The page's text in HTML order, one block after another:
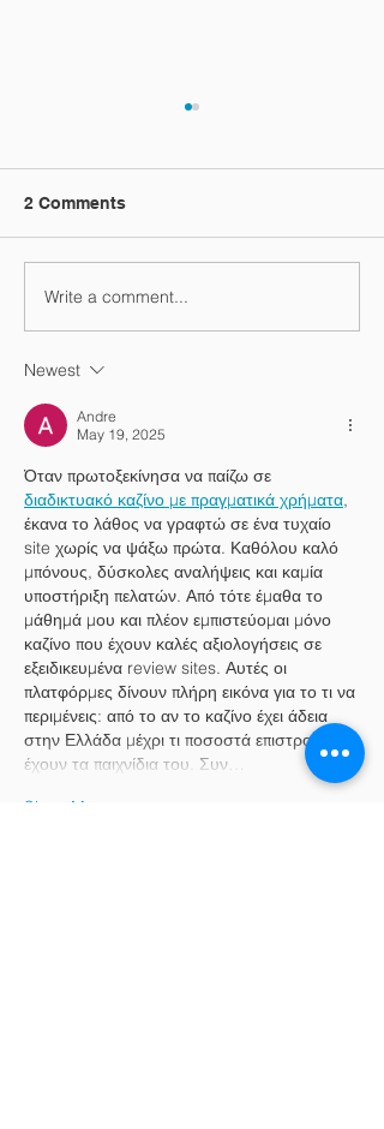
Cyprus Business
Environment
2 Comments
Write a comment...
Newest
Andre
May 19, 2025
Όταν πρωτοξεκίνησα να παίζω σε
διαδικτυακό καζίνο με πραγματικά χρήματα,
έκανα το λάθος να γραφτώ σε ένα τυχαίο
site χωρίς να ψάξω πρώτα. Καθόλου καλό
μπόνους, δύσκολες αναλήψεις και καμία
υποστήριξη πελατών. Από τότε έμαθα το
μάθημά μου και πλέον εμπιστεύομαι μόνο
καζίνο που έχουν καλές αξιολογήσεις σε
εξειδικευμένα review sites. Αυτές οι
πλατφόρμες δίνουν πλήρη εικόνα για το τι να
περιμένεις: από το αν το καζίνο έχει άδεια
στην Ελλάδα μέχρι τι ποσοστά επιστροφής
έχουν τα παιχνίδια του. Συν…
Show More